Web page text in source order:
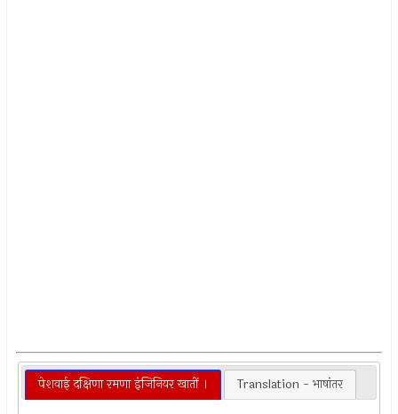
पेशवाई दक्षिणा रमणा इंजिनियर खातीं । Translation - भाषांतर